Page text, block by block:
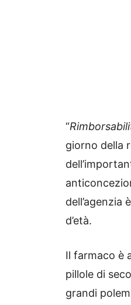
“
giorno della
dell’agenzia
d’età.
Il farmaco è
pillole di
grandi